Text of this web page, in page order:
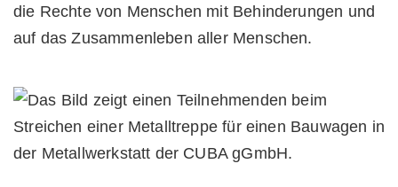
die Rechte von Menschen mit Behinderungen und
auf das Zusammenleben aller Menschen.